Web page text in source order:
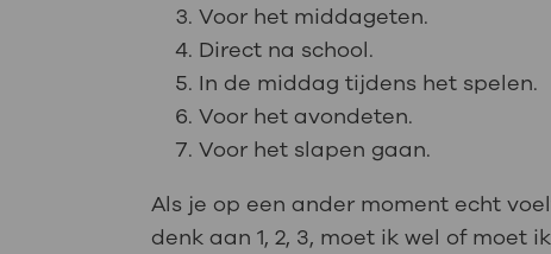
Voor het middageten.
Direct na school.
In de middag tijdens het spelen.
Voor het avondeten.
Voor het slapen gaan.
Als je op een ander moment echt
denk aan 1, 2, 3, moet ik wel of moet